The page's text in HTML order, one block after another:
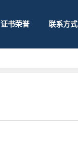
证书荣誉 联系方式